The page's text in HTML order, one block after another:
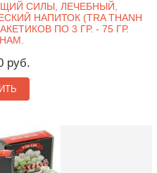
СИЛЫ, ЛЕЧЕБНЫЙ,
НАПИТОК (TRA THANH
ПО 3 ГР. - 75 ГР.
руб.